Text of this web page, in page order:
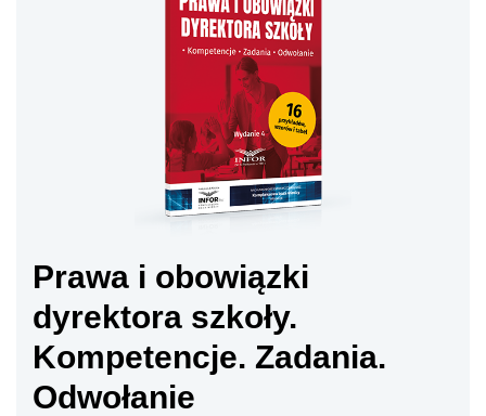
Prawa i obowiązki
dyrektora szkoły.
Kompetencje. Zadania.
Odwołanie